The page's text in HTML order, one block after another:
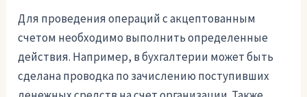
Для проведения операций с акцептованным
счетом необходимо выполнить определенные
действия. Например, в бухгалтерии может быть
сделана проводка по зачислению поступивших